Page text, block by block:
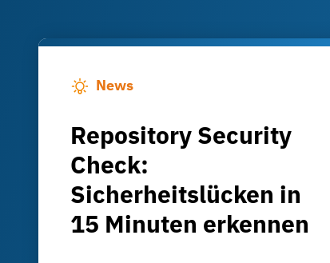
News
Repository Security
Check:
Sicherheitslücken in
15 Minuten erkennen